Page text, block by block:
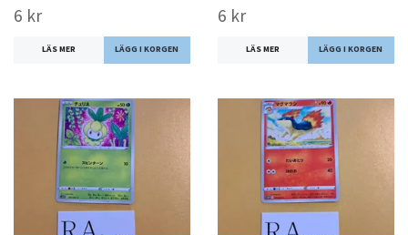
6 kr
LÄS MER
6 kr
LÄS MER